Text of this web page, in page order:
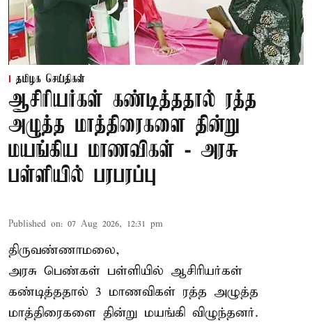
தமிழக செய்திகள்
ஆசிரியர்கள் கண்டித்ததால் ரத்த
அழுத்த மாத்திரைகளை தின்று
மயங்கிய மாணவிகள் - அரசு
பள்ளியில் பரபரப்பு
Published on: 07 Aug 2026, 12:31 pm
திருவண்ணாமலை,
அரசு பெண்கள் பள்ளியில் ஆசிரியர்கள்
கண்டித்ததால் 3 மாணவிகள் ரத்த அழுத்த
மாத்திரைகளை தின்று மயங்கி விழுந்தனர்.